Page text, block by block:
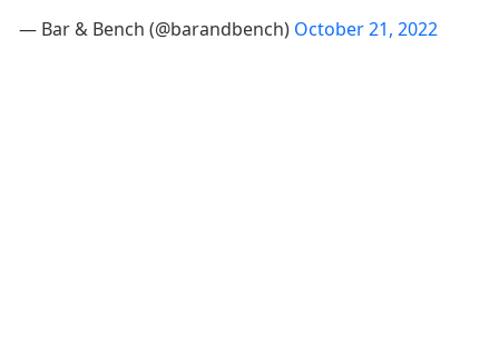
— Bar & Bench (@barandbench) October 21, 2022